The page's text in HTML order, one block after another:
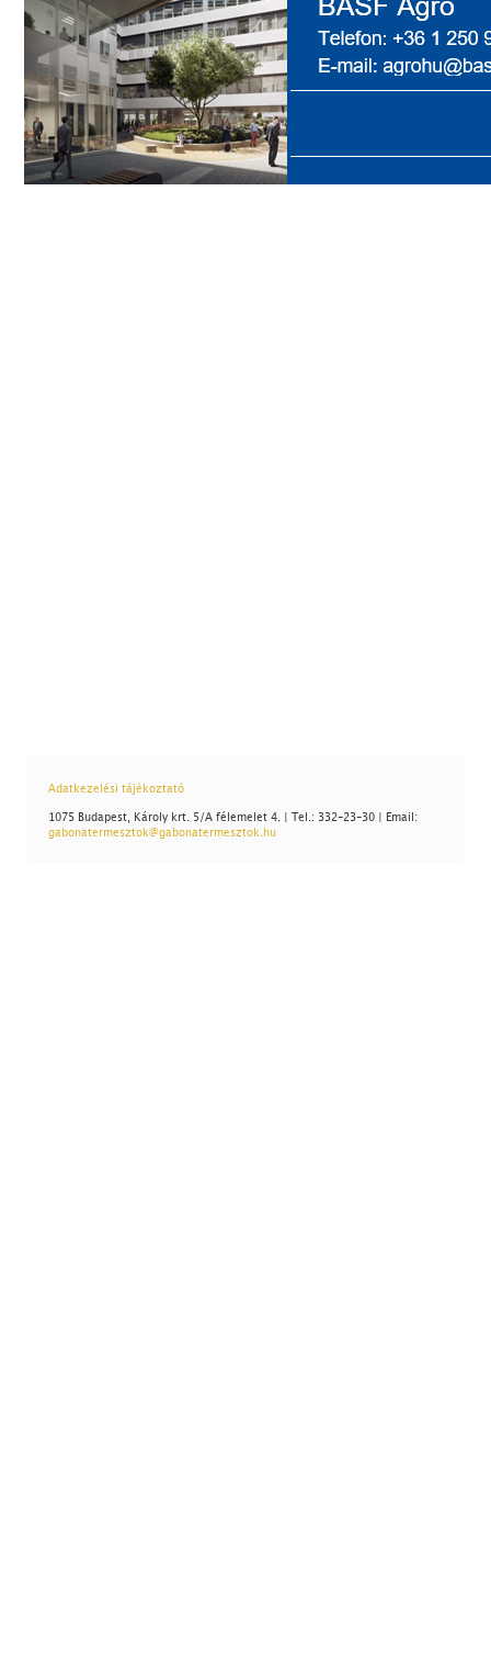
Adatkezelési tájékoztató
1075 Budapest, Károly krt. 5/A félemelet 4. | Tel.: 332-23-30 | Email:
gabonatermesztok@gabonatermesztok.hu